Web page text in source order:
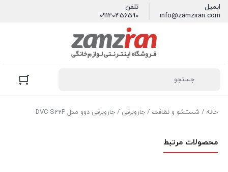
ایمیل
info@zamziran.com
تلفن
09120456590
خانه / شستشو و نظافت / جاروبرقی / جاروبرقی دوو مدل DVC-S22P
محصولات مرتبط